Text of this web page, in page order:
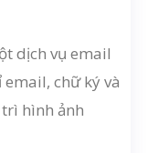
dịch vụ email
chữ ký và
hình ảnh